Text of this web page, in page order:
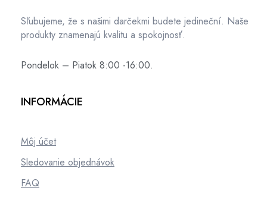
Sľubujeme, že s našimi darčekmi budete jedineční. Naše
produkty znamenajú kvalitu a spokojnosť.
Pondelok – Piatok 8:00 -16:00.
INFORMÁCIE
Môj účet
Sledovanie objednávok
FAQ